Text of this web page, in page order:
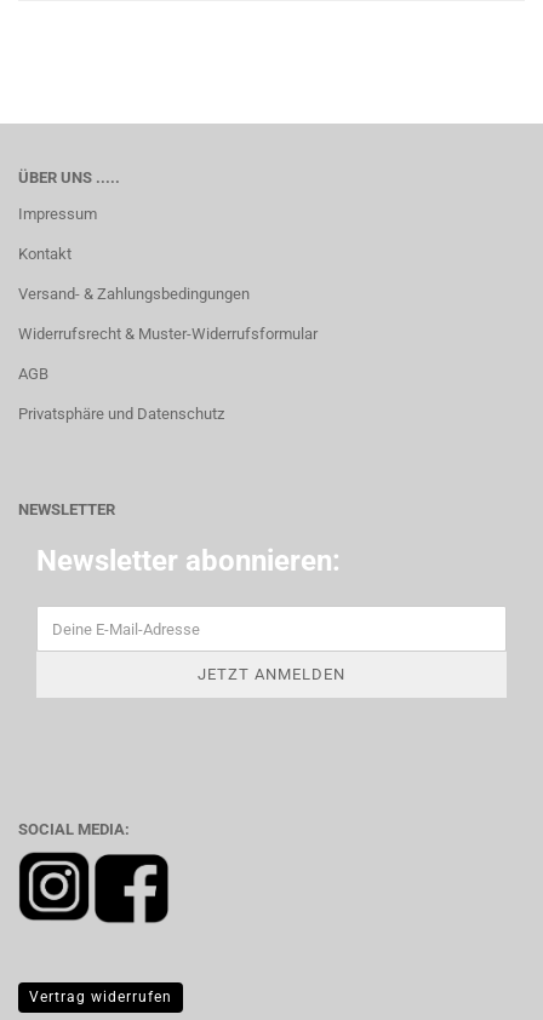
ÜBER UNS .....
Impressum
Kontakt
Versand- & Zahlungsbedingungen
Widerrufsrecht & Muster-Widerrufsformular
AGB
Privatsphäre und Datenschutz
NEWSLETTER
Newsletter abonnieren:
SOCIAL MEDIA:
Vertrag widerrufen